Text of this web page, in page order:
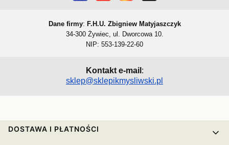
Dane firmy: F.H.U. Zbigniew Matyjaszczyk
34-300 Żywiec, ul. Dworcowa 10.
NIP: 553-139-22-60
Kontakt e-mail :
sklep@sklepikmysliwski.pl
Linki w stopce
DOSTAWA I PŁATNOŚCI